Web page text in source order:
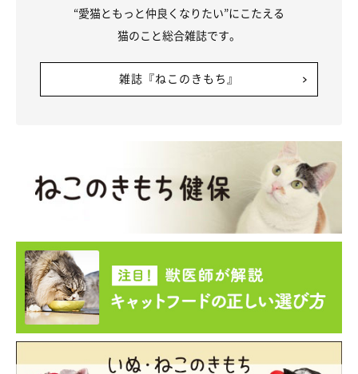
“愛猫ともっと仲良くなりたい”にこたえる
猫のこと総合雑誌です。
雑誌『ねこのきもち』